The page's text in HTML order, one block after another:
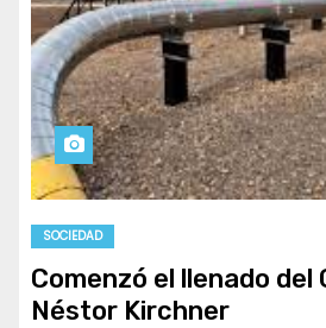
SOCIEDAD
Comenzó el llenado del
Néstor Kirchner